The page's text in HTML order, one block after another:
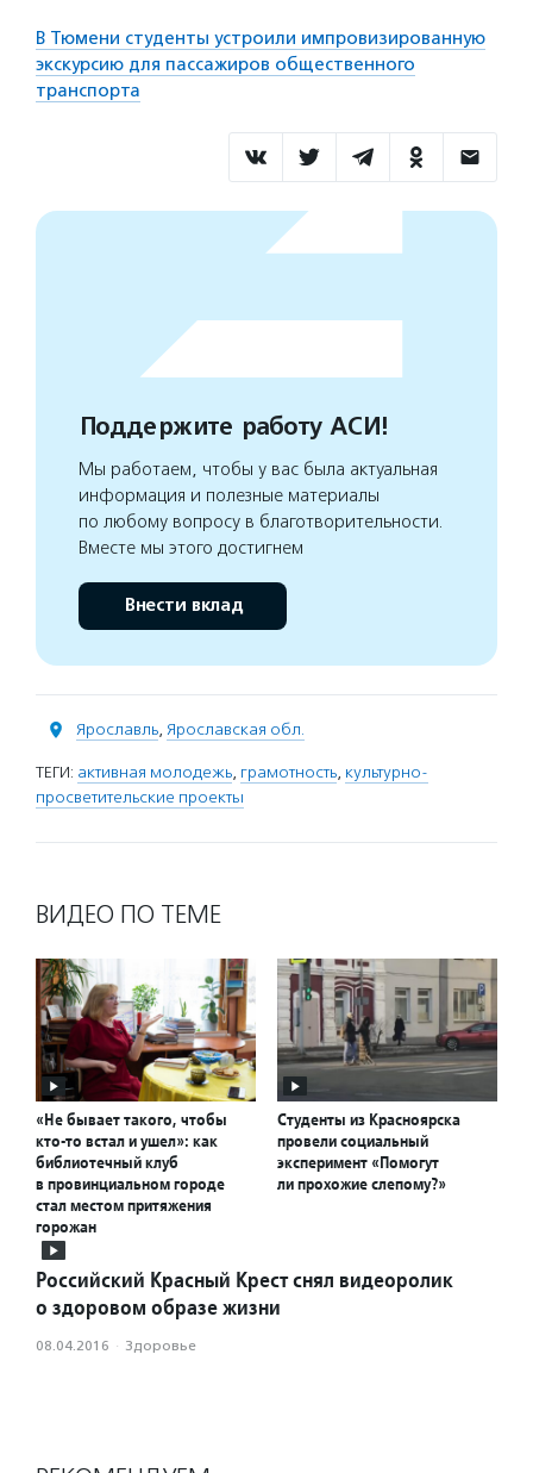
В Тюмени студенты устроили импровизированную
экскурсию для пассажиров общественного
транспорта
Поддержите работу АСИ!
Мы работаем, чтобы у вас была актуальная
информация и полезные материалы
по любому вопросу в благотворительности.
Вместе мы этого достигнем
Внести вклад
Ярославль, Ярославская обл.
ТЕГИ: активная молодежь, грамотность, культурно-
просветительские проекты
ВИДЕО ПО ТЕМЕ
«Не бывает такого, чтобы
кто-то встал и ушел»: как
библиотечный клуб
в провинциальном городе
стал местом притяжения
горожан
Студенты из Красноярска
провели социальный
эксперимент «Помогут
ли прохожие слепому?»
Российский Красный Крест снял видеоролик
о здоровом образе жизни
08.04.2016 · Здоровье